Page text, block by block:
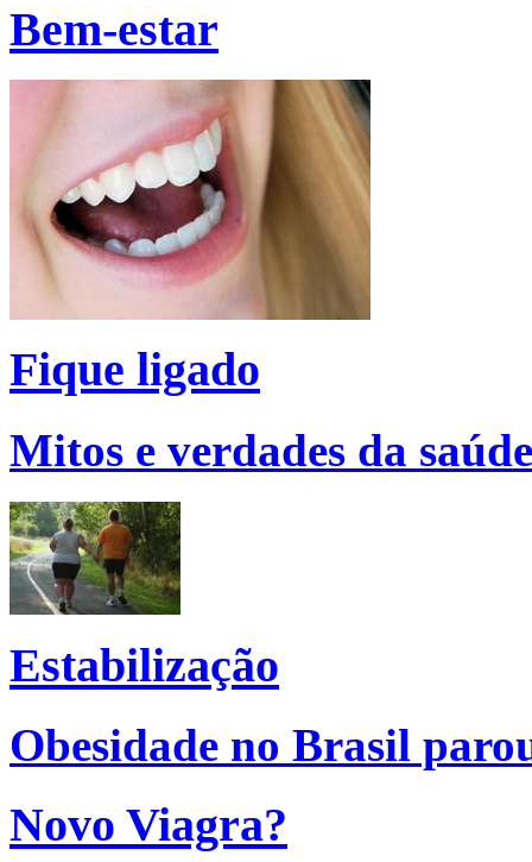
Bem-estar
Fique ligado
Mitos e verdades da
Estabilização
Obesidade no Brasil
Novo Viagra?